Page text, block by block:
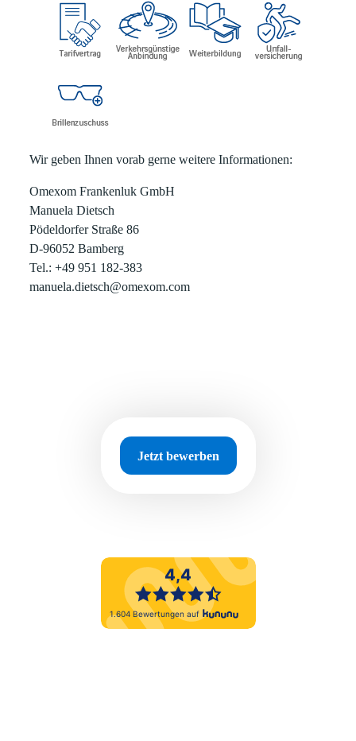
Wir geben Ihnen vorab gerne weitere Informationen:
Omexom Frankenluk GmbH
Manuela Dietsch
Pödeldorfer Straße 86
D-96052 Bamberg
Tel.: +49 951 182-383
manuela.dietsch@omexom.com
Jetzt bewerben